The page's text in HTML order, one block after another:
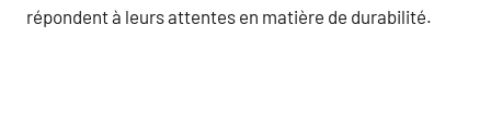
répondent à leurs attentes en matière de durabilité.